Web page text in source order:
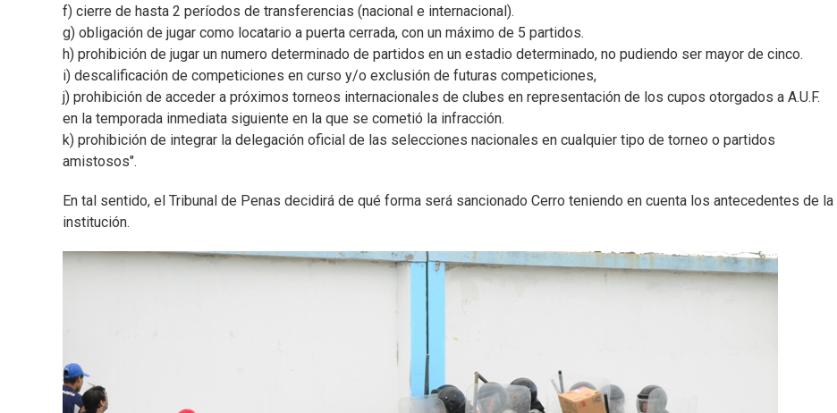
f) cierre de hasta 2 períodos de transferencias (nacional e internacional).
g) obligación de jugar como locatario a puerta cerrada, con un máximo de 5 partidos.
h) prohibición de jugar un numero determinado de partidos en un estadio determinado, no pudiendo ser mayor de cinco.
i) descalificación de competiciones en curso y/o exclusión de futuras competiciones,
j) prohibición de acceder a próximos torneos internacionales de clubes en representación de los cupos otorgados a A.U.F.
en la temporada inmediata siguiente en la que se cometió la infracción.
k) prohibición de integrar la delegación oficial de las selecciones nacionales en cualquier tipo de torneo o partidos
amistosos".
En tal sentido, el Tribunal de Penas decidirá de qué forma será sancionado Cerro teniendo en cuenta los antecedentes de la
institución.